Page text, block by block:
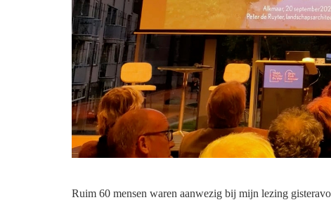
Ruim 60 mensen waren aanwezig bij mijn lezing